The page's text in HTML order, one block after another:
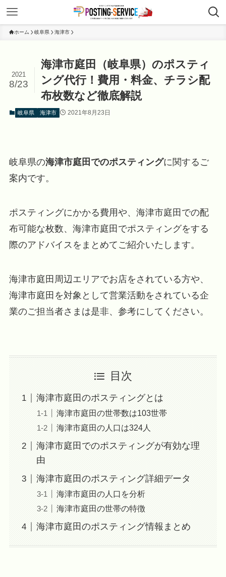
ホーム 岐阜県 海津市
海津市庭田（岐阜県）のポスティ
ング代行！費用・料金、チラシ配
布枚数など徹底解説
2021
8/23
岐阜県 海津市 2021年8月23日
岐阜県の海津市庭田でのポスティングに関するご
案内です。
ポスティングにかかる費用や、海津市庭田での配
布可能な枚数、海津市庭田でポスティングをする
際のアドバイスをまとめてご紹介いたします。
海津市庭田周辺エリアでお店をされている方や、
海津市庭田を対象として営業活動をされている企
業のご担当者さまは是非、参考にしてください。
目次
海津市庭田のポスティングとは
海津市庭田の世帯数は103世帯
海津市庭田の人口は324人
海津市庭田でのポスティングが有効な理
由
海津市庭田のポスティング詳細データ
海津市庭田の人口を分析
海津市庭田の世帯の特徴
海津市庭田のポスティング情報まとめ